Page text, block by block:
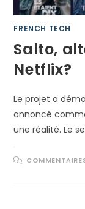
FRENCH TECH
Salto,
Netflix?
Le projet a
annoncé
une réalité. Le